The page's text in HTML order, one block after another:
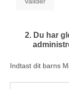
2. Du har
Indtast dit barns